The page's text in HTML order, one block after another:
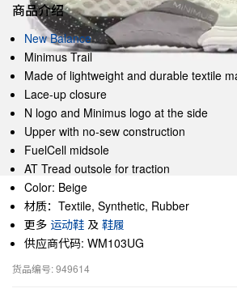
商品介绍
New Balance
Minimus Trail
Made of lightweight and durable textile
Lace-up closure
N logo and Minimus logo at the side
Upper with no-sew construction
FuelCell midsole
AT Tread outsole for traction
Color: Beige
材质：Textile, Synthetic, Rubber
更多 运动鞋 及 鞋履
供应商代码: WM103UG
货品编号: 949614